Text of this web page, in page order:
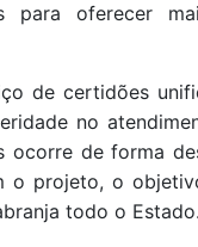
oferecer
de certidões
no
de forma
o projeto, o
todo o Estado.